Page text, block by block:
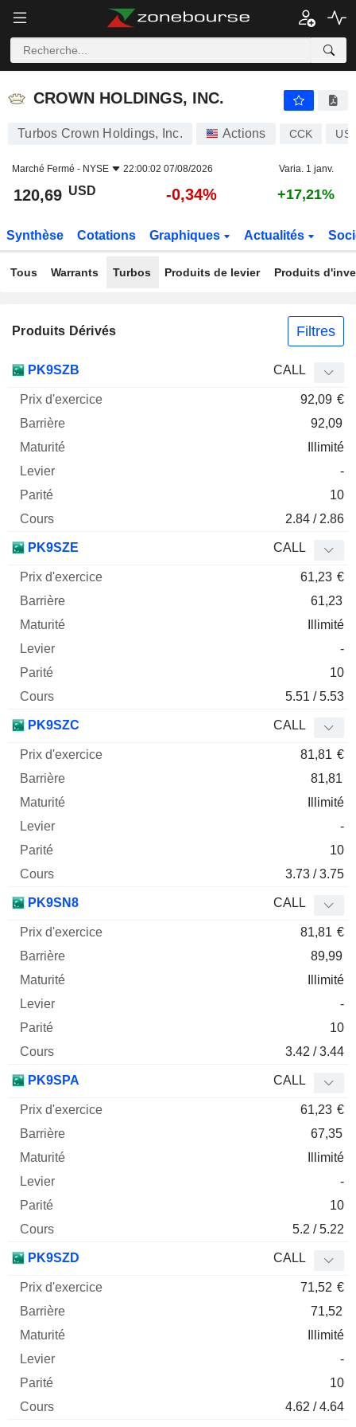
CROWN HOLDINGS, INC.
CROWN HOLDINGS, INC.
Turbos Crown Holdings, Inc. Actions CCK
Marché Fermé - NYSE 22:00:02 07/08/2026 Varia. 1 janv.
120,69 USD -0,34% +17,21%
Synthèse Cotations Graphiques Actualités
Tous Warrants Turbos Produits de levier Produits
Produits Dérivés Filtres
Mnemo Type
PK9SZB CALL
92,09 €
92,09
Illimité
-
10
2.84 / 2.86
PK9SZE CALL
61,23 €
61,23
Illimité
-
10
5.51 / 5.53
PK9SZC CALL
81,81 €
81,81
Illimité
-
10
3.73 / 3.75
PK9SN8 CALL
81,81 €
89,99
Illimité
-
10
3.42 / 3.44
PK9SPA CALL
61,23 €
67,35
Illimité
-
10
5.2 / 5.22
PK9SZD CALL
71,52 €
71,52
Illimité
-
10
4.62 / 4.64